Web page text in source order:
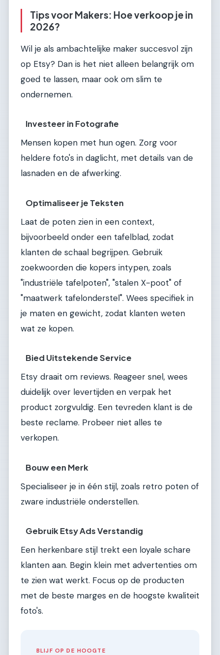
Tips voor Makers: Hoe verkoop je in
2026?
Wil je als ambachtelijke maker succesvol zijn
op Etsy? Dan is het niet alleen belangrijk om
goed te lassen, maar ook om slim te
ondernemen.
Investeer in Fotografie
Mensen kopen met hun ogen. Zorg voor
heldere foto's in daglicht, met details van de
lasnaden en de afwerking.
Optimaliseer je Teksten
Laat de poten zien in een context,
bijvoorbeeld onder een tafelblad, zodat
klanten de schaal begrijpen. Gebruik
zoekwoorden die kopers intypen, zoals
"industriële tafelpoten", "stalen X-poot" of
"maatwerk tafelonderstel". Wees specifiek in
je maten en gewicht, zodat klanten weten
wat ze kopen.
Bied Uitstekende Service
Etsy draait om reviews. Reageer snel, wees
duidelijk over levertijden en verpak het
product zorgvuldig. Een tevreden klant is de
beste reclame. Probeer niet alles te
verkopen.
Bouw een Merk
Specialiseer je in één stijl, zoals retro poten of
zware industriële onderstellen.
Gebruik Etsy Ads Verstandig
Een herkenbare stijl trekt een loyale schare
klanten aan. Begin klein met advertenties om
te zien wat werkt. Focus op de producten
met de beste marges en de hoogste kwaliteit
foto's.
BLIJF OP DE HOOGTE